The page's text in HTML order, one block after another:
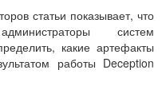
статьи показывает, что
систем
какие артефакты
работы Deception